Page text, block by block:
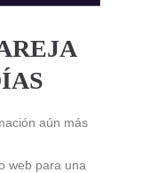
aún más
web para una